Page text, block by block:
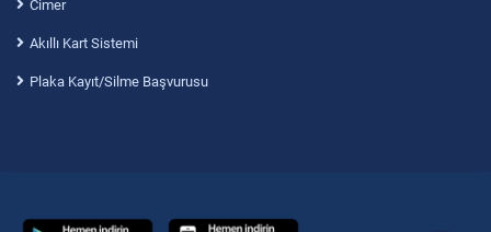
Cimer
Akıllı Kart Sistemi
Plaka Kayıt/Silme Başvurusu